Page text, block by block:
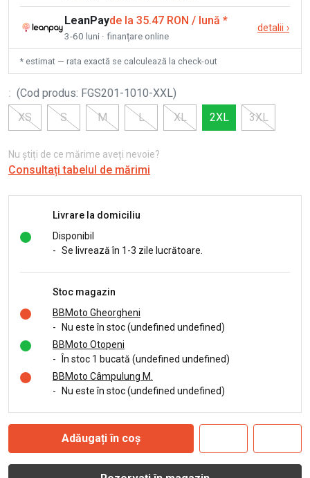
LeanPayde la 35.47 RON / lună *
3-60 luni · finanțare online
detalii ›
* estimat — rata exactă se calculează la check-out
: (Cod produs: FGS201-1010-XXL)
XS
S M L XL 2XL 3XL
Nu știți de ce mărime aveți nevoie?
Consultați tabelul de mărimi
Livrare la domiciliu
Disponibil
- Se livrează în 1-3 zile lucrătoare.
Stoc magazin
BBMoto Gheorgheni
-
Nu este în stoc (undefined undefined)
BBMoto Otopeni
-
În stoc 1 bucată (undefined undefined)
BBMoto Câmpulung M.
-
Nu este în stoc (undefined undefined)
Adăugați în coș